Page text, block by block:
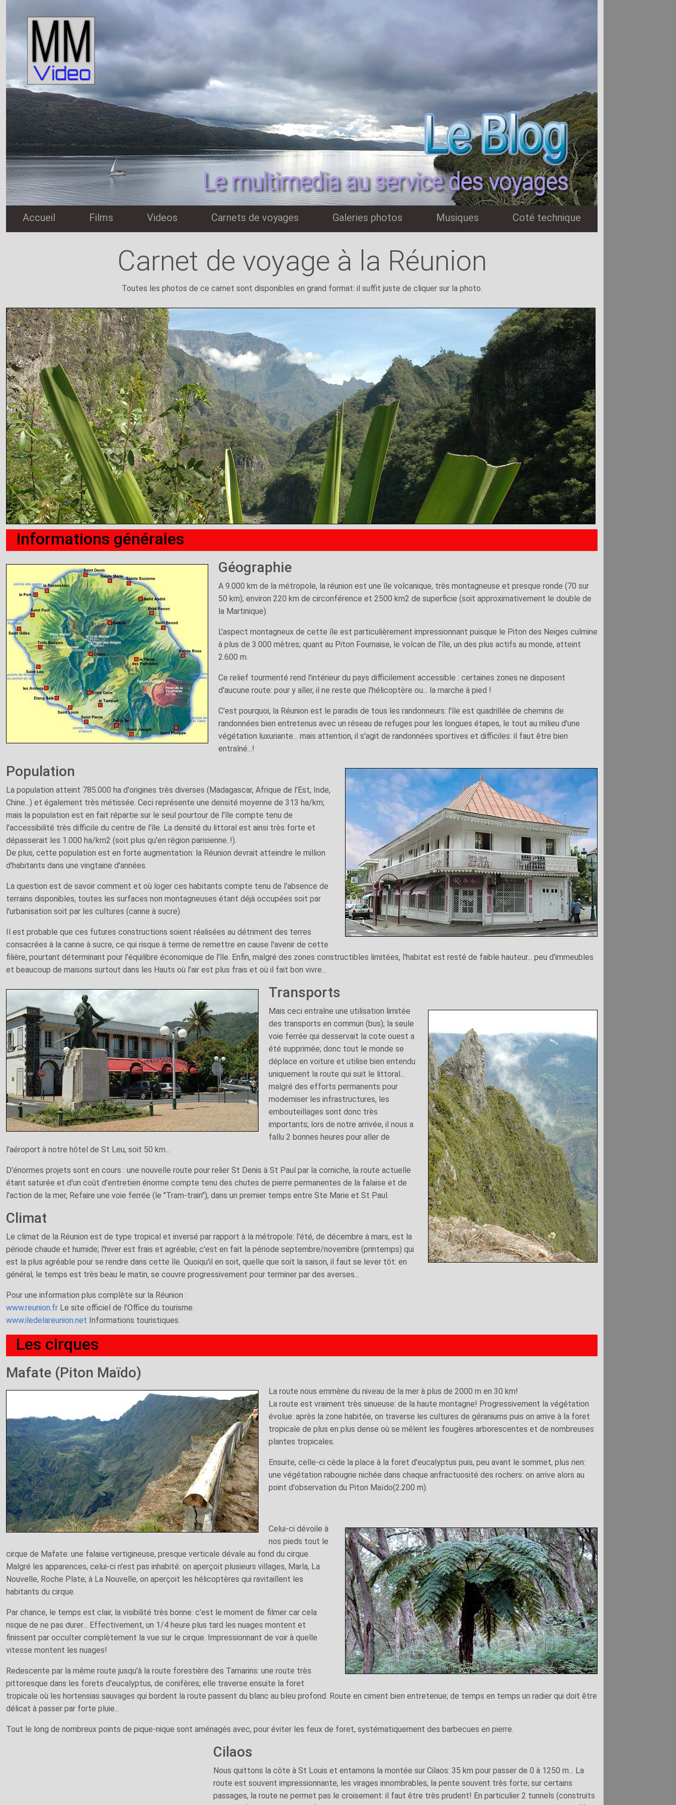
Accueil Films Videos Carnets de voyages Galeries photos Musiques Coté technique
Carnet de voyage à la Réunion
Toutes les photos de ce carnet sont disponibles en grand format: il suffit juste de cliquer sur la photo.
Informations générales
Géographie
A 9.000 km de la métropole, la réunion est une île volcanique, très montagneuse et presque ronde (70 sur
50 km); environ 220 km de circonférence et 2500 km2 de superficie (soit approximativement le double de
la Martinique).
L'aspect montagneux de cette île est particulièrement impressionnant puisque le Piton des Neiges culmine
à plus de 3.000 mètres; quant au Piton Fournaise, le volcan de l'île, un des plus actifs au monde, atteint
2.600 m.
Ce relief tourmenté rend l'intérieur du pays difficilement accessible : certaines zones ne disposent
d'aucune route: pour y aller, il ne reste que l'hélicoptère ou... la marche à pied !
C'est pourquoi, la Réunion est le paradis de tous les randonneurs: l'île est quadrillée de chemins de
randonnées bien entretenus avec un réseau de refuges pour les longues étapes, le tout au milieu d'une
végétation luxuriante... mais attention, il s'agit de randonnées sportives et difficiles: il faut être bien
entraîné...!
Population
La population atteint 785.000 ha d'origines très diverses (Madagascar, Afrique de l'Est, Inde,
Chine...) et également très métissée. Ceci représente une densité moyenne de 313 ha/km;
mais la population est en fait répartie sur le seul pourtour de l'île compte tenu de
l'accessibilité très difficile du centre de l'île. La densité du littoral est ainsi très forte et
dépasserait les 1.000 ha/km2 (soit plus qu'en région parisienne..!).
De plus, cette population est en forte augmentation: la Réunion devrait atteindre le million
d'habitants dans une vingtaine d'années.
La question est de savoir comment et où loger ces habitants compte tenu de l'absence de
terrains disponibles, toutes les surfaces non montagneuses étant déjà occupées soit par
l'urbanisation soit par les cultures (canne à sucre).
Il est probable que ces futures constructions soient réalisées au détriment des terres
consacrées à la canne à sucre, ce qui risque à terme de remettre en cause l'avenir de cette
filière, pourtant déterminant pour l'équilibre économique de l'île. Enfin, malgré des zones constructibles limitées, l'habitat est resté de faible hauteur... peu d'immeubles
et beaucoup de maisons surtout dans les Hauts où l'air est plus frais et où il fait bon vivre...
Transports
Mais ceci entraîne une utilisation limitée
des transports en commun (bus); la seule
voie ferrée qui desservait la cote ouest a
été supprimée; donc tout le monde se
déplace en voiture et utilise bien entendu
uniquement la route qui suit le littoral...
malgré des efforts permanents pour
moderniser les infrastructures, les
embouteillages sont donc très
importants; lors de notre arrivée, il nous a
fallu 2 bonnes heures pour aller de
l'aéroport à notre hôtel de St Leu, soit 50 km...
D'énormes projets sont en cours : une nouvelle route pour relier St Denis à St Paul par la corniche, la route actuelle
étant saturée et d'un coût d'entretien énorme compte tenu des chutes de pierre permanentes de la falaise et de
l'action de la mer, Refaire une voie ferrée (le "Tram-train"), dans un premier temps entre Ste Marie et St Paul.
Climat
Le climat de la Réunion est de type tropical et inversé par rapport à la métropole: l'été, de décembre à mars, est la
période chaude et humide; l'hiver est frais et agréable; c'est en fait la période septembre/novembre (printemps) qui
est la plus agréable pour se rendre dans cette île. Quoiqu'il en soit, quelle que soit la saison, il faut se lever tôt: en
général, le temps est très beau le matin, se couvre progressivement pour terminer par des averses...
Pour une information plus complète sur la Réunion :
www.reunion.fr Le site officiel de l'Office du tourisme.
www.iledelareunion.net Informations touristiques.
Les cirques
Mafate (Piton Maïdo)
La route nous emmène du niveau de la mer à plus de 2000 m en 30 km!
La route est vraiment très sinueuse: de la haute montagne! Progressivement la végétation
évolue: après la zone habitée, on traverse les cultures de géraniums puis on arrive à la foret
tropicale de plus en plus dense où se mêlent les fougères arborescentes et de nombreuses
plantes tropicales.
Ensuite, celle-ci cède la place à la foret d'eucalyptus puis, peu avant le sommet, plus rien:
une végétation rabougrie nichée dans chaque anfractuosité des rochers: on arrive alors au
point d'observation du Piton Maïdo(2.200 m).
Celui-ci dévoile à
nos pieds tout le
cirque de Mafate: une falaise vertigineuse, presque verticale dévale au fond du cirque.
Malgré les apparences, celui-ci n'est pas inhabité: on aperçoit plusieurs villages, Marla, La
Nouvelle, Roche Plate; à La Nouvelle, on aperçoit les hélicoptères qui ravitaillent les
habitants du cirque.
Par chance, le temps est clair, la visibilité très bonne: c'est le moment de filmer car cela
risque de ne pas durer... Effectivement, un 1/4 heure plus tard les nuages montent et
finissent par occulter complètement la vue sur le cirque. Impressionnant de voir à quelle
vitesse montent les nuages!
Redescente par la même route jusqu'à la route forestière des Tamarins: une route très
pittoresque dans les forets d'eucalyptus, de conifères; elle traverse ensuite la foret
tropicale où les hortensias sauvages qui bordent la route passent du blanc au bleu profond. Route en ciment bien entretenue; de temps en temps un radier qui doit être
délicat à passer par forte pluie...
Tout le long de nombreux points de pique-nique sont aménagés avec, pour éviter les feux de foret, systématiquement des barbecues en pierre.
Cilaos
Nous quittons la côte à St Louis et entamons la montée sur Cilaos: 35 km pour passer de 0 à 1250 m... La
route est souvent impressionnante, les virages innombrables, la pente souvent très forte; sur certains
passages, la route ne permet pas le croisement: il faut être très prudent! En particulier 2 tunnels (construits